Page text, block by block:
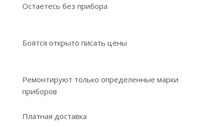
Остаетесь без прибора
Боятся открыто писать цены
Ремонтируют только определенные марки
приборов
Платная доставка